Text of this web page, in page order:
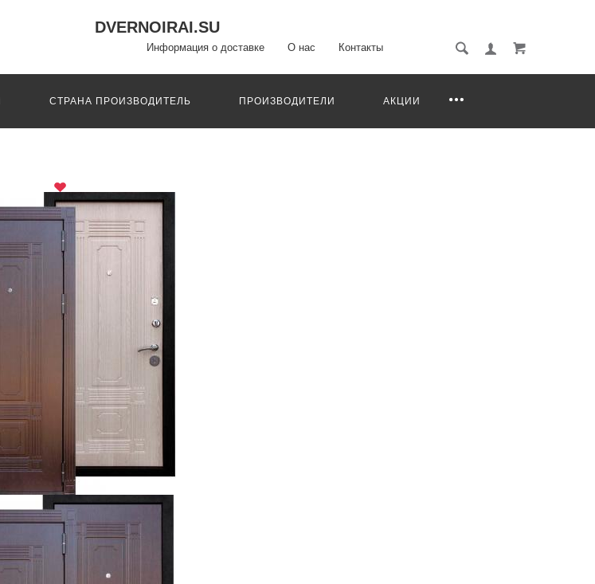
DVERNOIRAI.SU
Информация о доставке О нас Контакты
СТРАНА ПРОИЗВОДИТЕЛЬ ПРОИЗВОДИТЕЛИ АКЦИИ